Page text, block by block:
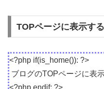
TOPページに表示す
<?php if(is_home()): ?>
ブログのTOPページに表
<?php endif; ?>